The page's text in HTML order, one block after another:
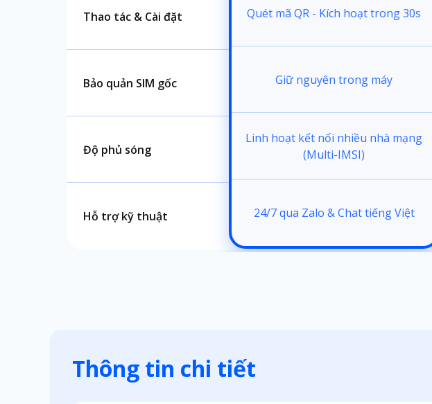
Thao tác & Cài đặt
Bảo quản SIM gốc
Độ phủ sóng
Hỗ trợ kỹ thuật
Quét mã QR - Kích hoạt trong 30s
Giữ nguyên trong máy
Linh hoạt kết nối nhiều nhà mạng
(Multi-IMSI)
24/7 qua Zalo & Chat tiếng Việt
Thông tin chi tiết